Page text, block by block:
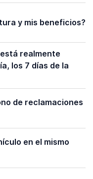
y mis beneficios?
realmente
los 7 días de la
de reclamaciones
en el mismo